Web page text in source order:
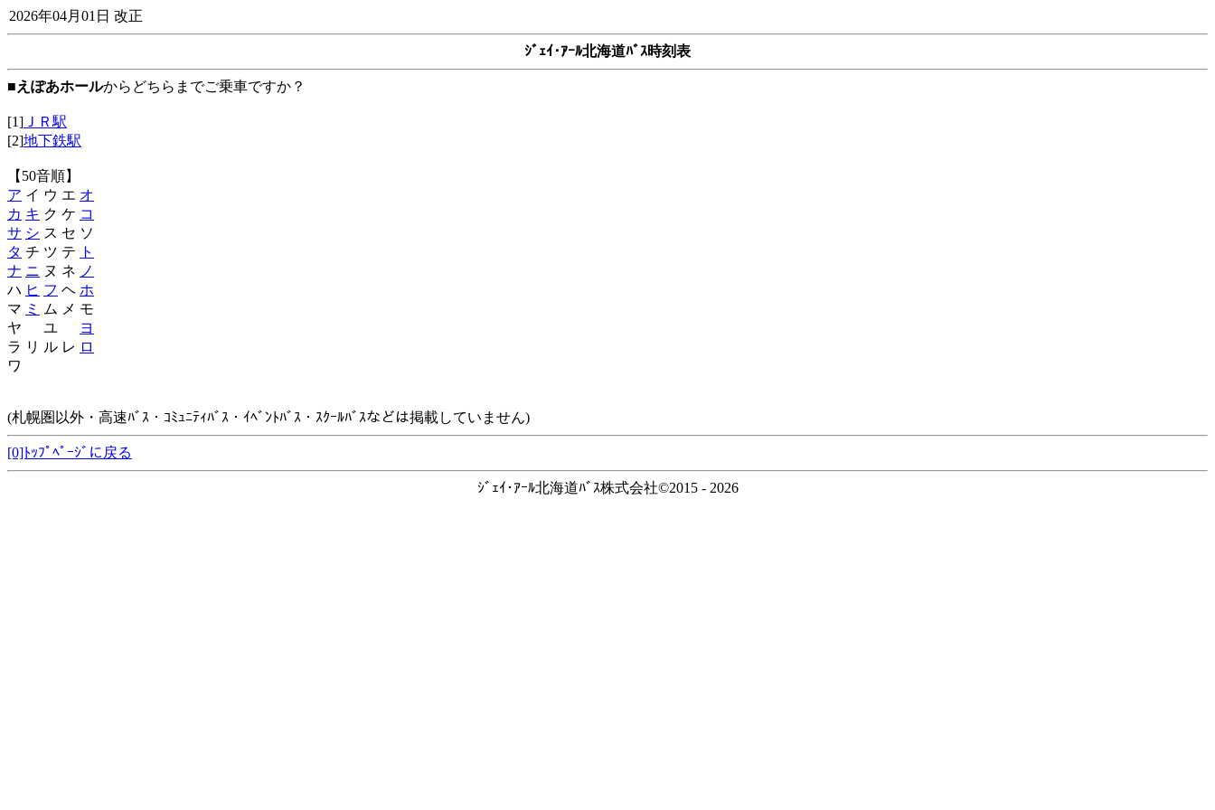
2026年04月01日 改正
ｼﾞｪｲ･ｱｰﾙ北海道ﾊﾞｽ時刻表
■えぽあホールからどちらまでご乗車ですか？
[1] ＪＲ駅
[2]地下鉄駅
【50音順】
ア イ ウ エ オ
カ キ ク ケ コ
サ シ ス セ ソ
タ チ ツ テ
ト
ナ ニ ヌ ネ ノ
ハ ヒ フ ヘ ホ
マ ミ
ム メ モ
ヤ ユ
ヨ
ラ リ ル レ ロ
ワ
(札幌圏以外・高速ﾊﾞｽ・ｺﾐｭﾆﾃｨﾊﾞｽ・ｲﾍﾞﾝﾄﾊﾞｽ・ｽｸｰﾙﾊﾞｽなどは掲載していません)
[0]ﾄｯﾌﾟﾍﾟｰｼﾞに戻る
ｼﾞｪｲ･ｱｰﾙ北海道ﾊﾞｽ株式会社©2015 - 2026